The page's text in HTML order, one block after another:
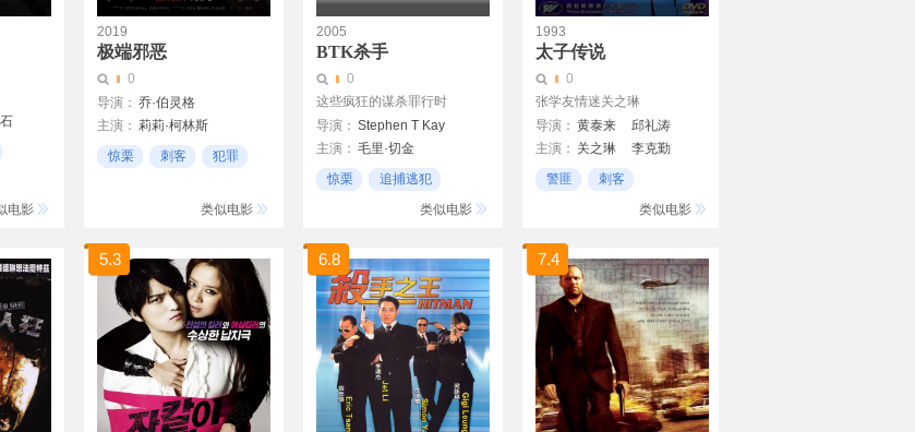
电影
2019
极端邪恶
0
导演： 乔·伯灵格
主演： 莉莉·柯林斯
扎克·埃夫隆
安吉拉·萨拉弗安
惊栗 刺客 犯罪
类似电影
2005
BTK杀手
0
这些疯狂的谋杀罪行时
导演： Stephen T Kay
主演： 毛里·切金
罗伯特·福斯特
惊栗
追捕逃犯
类似电影
1993
太子传说
0
张学友情迷关之琳
导演： 黄泰来
邱礼涛
主演： 关之琳
李克勤
刘嘉玲
刘洵
张学友
警匪
刺客
类似电影
5.3 6.8 7.4